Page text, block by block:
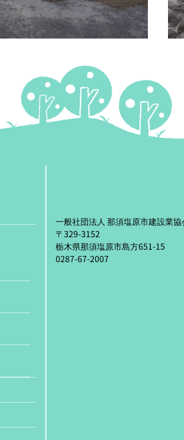
一般社団法人 那須塩原市建設業協
〒329-3152
栃木県那須塩原市島方651-15
0287-67-2007